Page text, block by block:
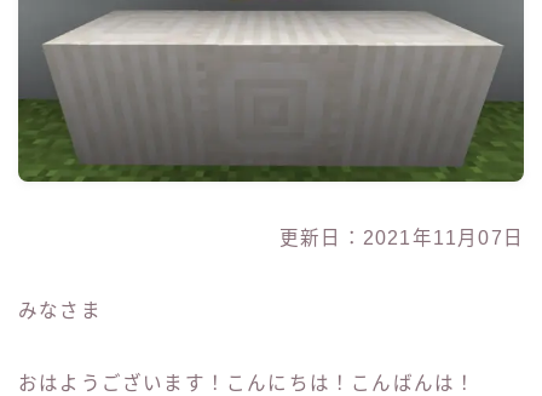
更新日：2021年11月07日
みなさま
おはようございます！こんにちは！こんばんは！